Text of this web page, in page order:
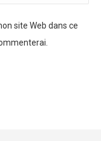
site Web dans ce